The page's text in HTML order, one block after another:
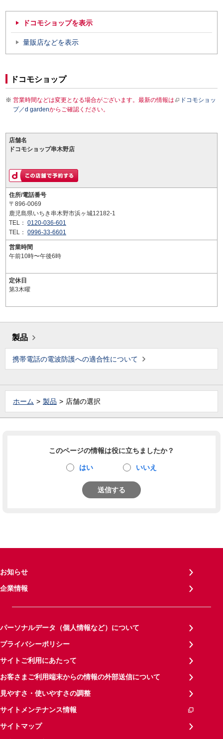
ドコモショップを表示
量販店などを表示
ドコモショップ
営業時間などは変更となる場合がございます。最新の情報は
ドコモショッ
プ／d gardenからご確認ください。
店舗名
ドコモショップ串木野店
住所/電話番号
〒896-0069
鹿児島県いちき串木野市浜ヶ城12182-1
TEL： 0120-036-601
TEL： 0996-33-6601
営業時間
午前10時〜午後6時
定休日
第3木曜
製品
携帯電話の電波防護への適合性について
ホーム 製品 店舗の選択
このページの情報は役に立ちましたか？
はい いいえ
送信する
お知らせ
企業情報
パーソナルデータ（個人情報など）について
プライバシーポリシー
サイトご利用にあたって
お客さまご利用端末からの情報の外部送信について
見やすさ・使いやすさの調整
サイトメンテナンス情報
サイトマップ